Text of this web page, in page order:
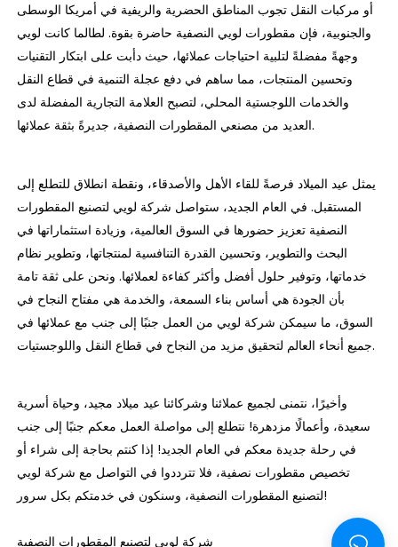
أو مركبات النقل تجوب المناطق الحضرية والريفية في أمريكا الوسطى
والجنوبية، فإن مقطورات لويي النصفية حاضرة بقوة. لطالما كانت لويي
وجهةً مفضلةً لتلبية احتياجات عملائها، حيث دأبت على ابتكار التقنيات
وتحسين المنتجات، مما ساهم في دفع عجلة التنمية في قطاع النقل
والخدمات اللوجستية المحلي، لتصبح العلامة التجارية المفضلة لدى
العديد من مصنعي المقطورات النصفية، جديرةً بثقة عملائها.
يمثل عيد الميلاد فرصةً للقاء الأهل والأصدقاء، ونقطة انطلاق للتطلع إلى
المستقبل. في العام الجديد، ستواصل شركة لويي لتصنيع المقطورات
النصفية تعزيز حضورها في السوق العالمية، وزيادة استثماراتها في
البحث والتطوير، وتحسين القدرة التنافسية لمنتجاتها، وتطوير نظام
خدماتها، وتوفير حلول أفضل وأكثر كفاءة لعملائها. ونحن على ثقة تامة
بأن الجودة هي أساس بناء السمعة، والخدمة هي مفتاح النجاح في
السوق، ما سيمكن شركة لويي من العمل جنبًا إلى جنب مع عملائها في
جميع أنحاء العالم لتحقيق مزيد من النجاح في قطاع النقل واللوجستيات.
وأخيرًا، نتمنى لجميع عملائنا وشركائنا عيد ميلاد مجيد، وحياة أسرية
سعيدة، وأعمالًا مزدهرة! نتطلع إلى مواصلة العمل معكم جنبًا إلى جنب
في رحلة جديدة معكم في العام الجديد! إذا كنتم بحاجة إلى شراء أو
تخصيص مقطورات نصفية، فلا تترددوا في التواصل مع شركة لويي
لتصنيع المقطورات النصفية، وسنكون في خدمتكم بكل سرور!
شركة لويي لتصنيع المقطورات النصفية